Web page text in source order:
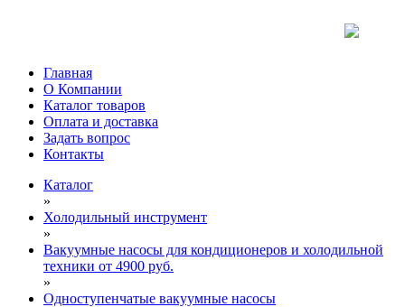
Главная
О Компании
Каталог товаров
Оплата и доставка
Задать вопрос
Контакты
Каталог
»
Холодильный инструмент
»
Вакуумные насосы для кондиционеров и холодильной
техники от 4900 руб.
»
Одноступенчатые вакуумные насосы